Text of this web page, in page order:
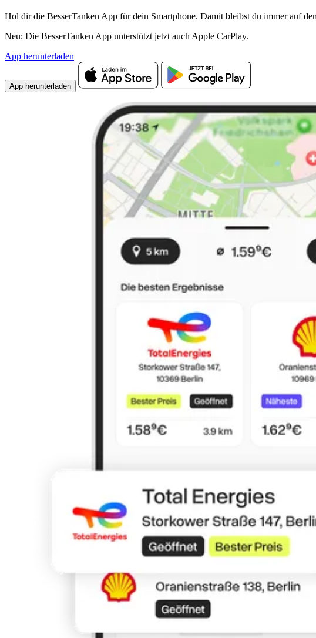
Hol dir die BesserTanken App für dein Smartphone. Damit bleibst du immer auf
Neu: Die BesserTanken App unterstützt jetzt auch Apple CarPlay.
App herunterladen
App herunterladen